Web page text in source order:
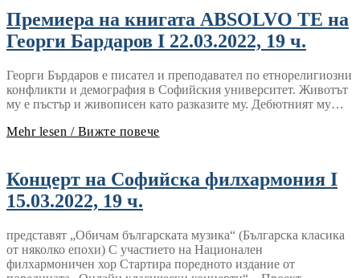
Премиера на книгата ABSOLVO TE на
Георги Бардаров I 22.03.2022, 19 ч.
Георги Бърдаров е писател и преподавател по етнорелигиозни
конфликти и демография в Софийския университет. Животът
му е пъстър и живописен като разказите му. Дебютният му…
Mehr lesen / Вижте повече
Концерт на Софийска филхармония I
15.03.2022, 19 ч.
представят „Обичам българската музика“ (Българска класика
от няколко епохи) С участието на Национален
филхармоничен хор Стартира поредното издание от